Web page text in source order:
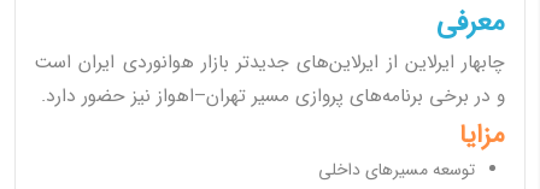
معرفی
چابهار ایرلاین از ایرلاین‌های جدیدتر بازار هوانوردی ایران است
و در برخی برنامه‌های پروازی مسیر تهران–اهواز نیز حضور دارد.
مزایا
توسعه مسیرهای داخلی